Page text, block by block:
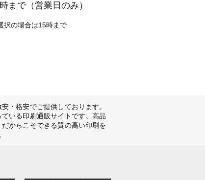
まで（営業日のみ）
択の場合は15時まで
・格安でご提供しております。
いる印刷通販サイトです。高品
からこそできる質の高い印刷を